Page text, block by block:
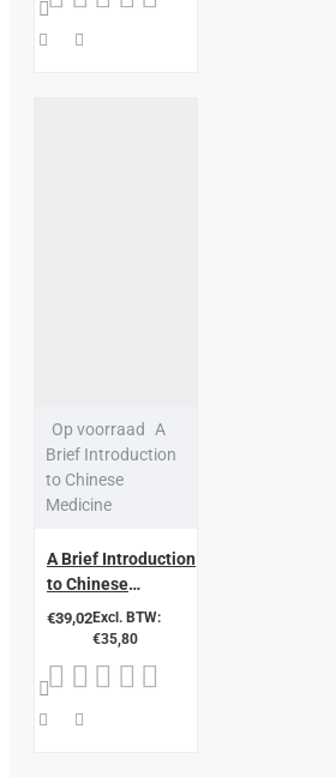
Op voorraad
A
Brief Introduction
to Chinese
Medicine
A Brief Introduction
to Chinese
Medicine for
Medical
€39,02Excl. BTW:
€35,80